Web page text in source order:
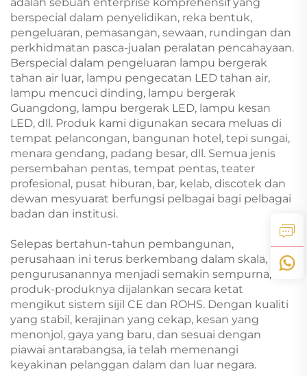
berspecial dalam penyelidikan, reka bentuk,
pengeluaran, pemasangan, sewaan, rundingan dan
perkhidmatan pasca-jualan peralatan pencahayaan.
Berspecial dalam pengeluaran lampu bergerak
tahan air luar, lampu pengecatan LED tahan air,
lampu mencuci dinding, lampu bergerak
Guangdong, lampu bergerak LED, lampu kesan
LED, dll. Produk kami digunakan secara meluas di
tempat pelancongan, bangunan hotel, tepi sungai,
menara gendang, padang besar, dll. Semua jenis
persembahan pentas, tempat pentas, teater
profesional, pusat hiburan, bar, kelab, discotek dan
dewan mesyuarat berfungsi pelbagai bagi pelbagai
badan dan institusi.
Selepas bertahun-tahun pembangunan,
perusahaan ini terus berkembang dalam skala,
pengurusanannya menjadi semakin sempurna, dan
produk-produknya dijalankan secara ketat
mengikut sistem sijil CE dan ROHS. Dengan kualiti
yang stabil, kerajinan yang cekap, kesan yang
menonjol, gaya yang baru, dan sesuai dengan
piawai antarabangsa, ia telah memenangi
keyakinan pelanggan dalam dan luar negara.